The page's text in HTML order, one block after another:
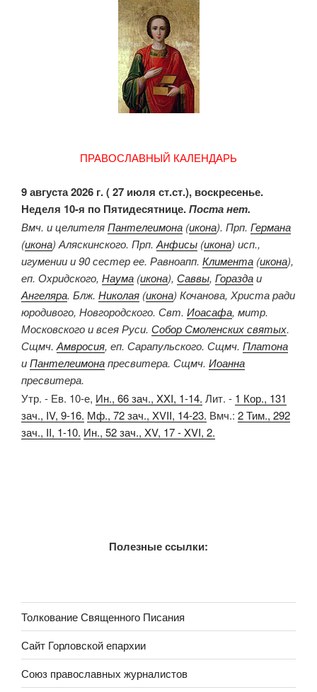
ПРАВОСЛАВНЫЙ КАЛЕНДАРЬ
9 августа 2026 г. ( 27 июля ст.ст.), воскресенье.
Неделя 10-я по Пятидесятнице.Поста нет.
Вмч. и целителяПантелеимона (икона). Прп. Германа
(икона) Аляскинского. Прп. Анфисы (икона) исп.,
игумении и 90 сестер ее. Равноапп. Климента (икона),
еп. Охридского, Наума (икона), Саввы, Гораздаи
Ангеляра. Блж. Николая (икона) Кочанова, Христа ради
юродивого, Новгородского. Свт. Иоасафа, митр.
Московского и всея Руси. Собор Смоленских святых.
Сщмч. Амвросия, еп. Сарапульского. Сщмч. Платона
иПантелеимонапресвитера. Сщмч. Иоанна
пресвитера.
Утр. - Ев. 10-е, Ин., 66 зач., XXI, 1-14. Лит. - 1 Кор., 131
зач., IV, 9-16. Мф., 72 зач., XVII, 14-23. Вмч.: 2 Тим., 292
зач., II, 1-10. Ин., 52 зач., XV, 17 - XVI, 2.
Полезные ссылки:
Толкование Священного Писания
Сайт Горловской епархии
Союз православных журналистов